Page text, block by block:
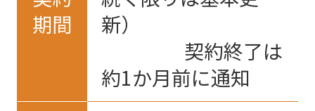
期間
新）
契約終了は
約1か月前に通知